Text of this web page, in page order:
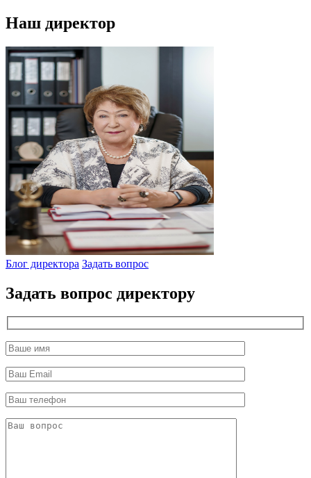
Наш директор
Блог директора Задать вопрос
Задать вопрос директору